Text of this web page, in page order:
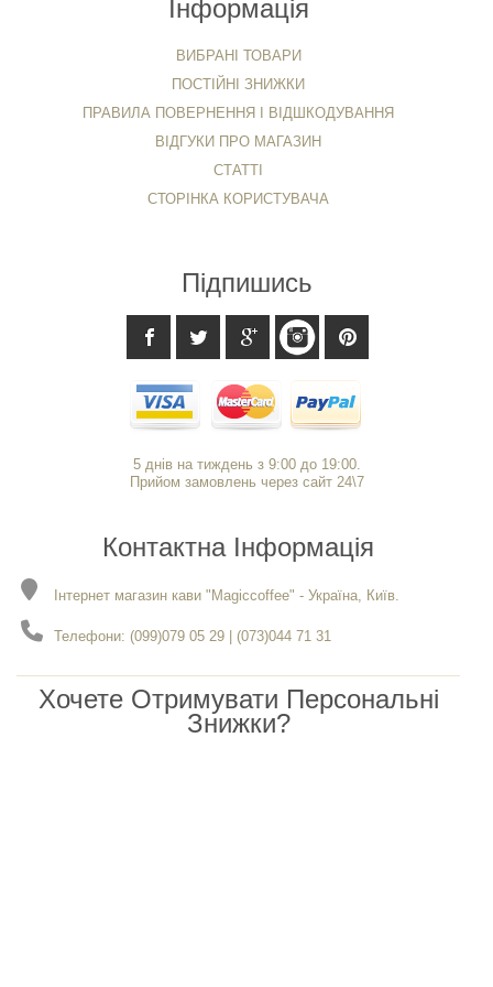
Інформація
ВИБРАНІ ТОВАРИ
ПОСТІЙНІ ЗНИЖКИ
ПРАВИЛА ПОВЕРНЕННЯ І ВІДШКОДУВАННЯ
ВІДГУКИ ПРО МАГАЗИН
СТАТТІ
СТОРІНКА КОРИСТУВАЧА
Підпишись
5 днів на тиждень з 9:00 до 19:00.
Прийом замовлень через сайт 24\7
Контактна Інформація
Інтернет магазин кави "Magiccoffee" - Україна, Київ.
Телефони: (099)079 05 29 | (073)044 71 31
Хочете Отримувати Персональні
Знижки?